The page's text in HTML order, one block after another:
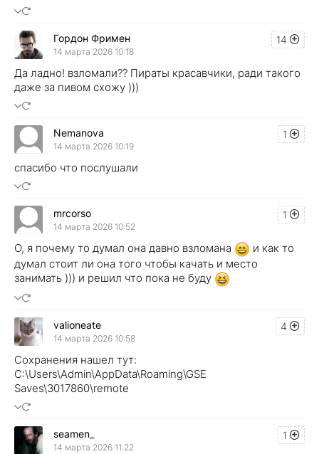
14
Гордон Фримен
14 марта 2026 10:18
Да ладно! взломали?? Пираты красавчики, ради такого
даже за пивом схожу )))
1
Nemanova
14 марта 2026 10:19
спасибо что послушали
1
mrcorso
14 марта 2026 10:52
О, я почему то думал она давно взломана
и как то
думал стоит ли она того чтобы качать и место
занимать ))) и решил что пока не буду
4
valioneate
14 марта 2026 10:58
Сохранения нашел тут:
C:\Users\Admin\AppData\Roaming\GSE
Saves\3017860\remote
1
seamen_
14 марта 2026 11:22